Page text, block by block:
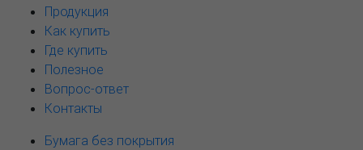
Продукция
Как купить
Где купить
Полезное
Вопрос-ответ
Контакты
Бумага без покрытия